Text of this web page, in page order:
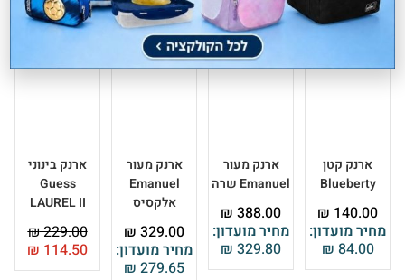
ארנק קטן
Blueberty
מחיר מועדון:
₪ 84.00
₪ 140.00
ארנק מעור
Emanuel שרה
מחיר מועדון:
₪ 329.80
₪ 388.00
ארנק מעור
Emanuel
אלקסיס
מחיר מועדון:
₪ 279.65
₪ 329.00
ארנק בינוני
Guess
LAUREL II
₪229.00
₪ 114.50